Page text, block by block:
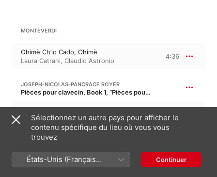
MONTEVERDI
Ohimè Ch’io Cado, Ohimè
Laura Catrani, Claudio Astronio
4:36
JOSEPH-NICOLAS-PANCRACE ROYER
Pièces pour clavecin, Book 1, “Pièces pour clavecin, livre 1”
Claudio Astronio
5:59
Il Mare Antico
Sélectionnez un autre pays pour afficher le
contenu spécifique du lieu où vous vous
trouvez
États-Unis (Français
France)
Continuer